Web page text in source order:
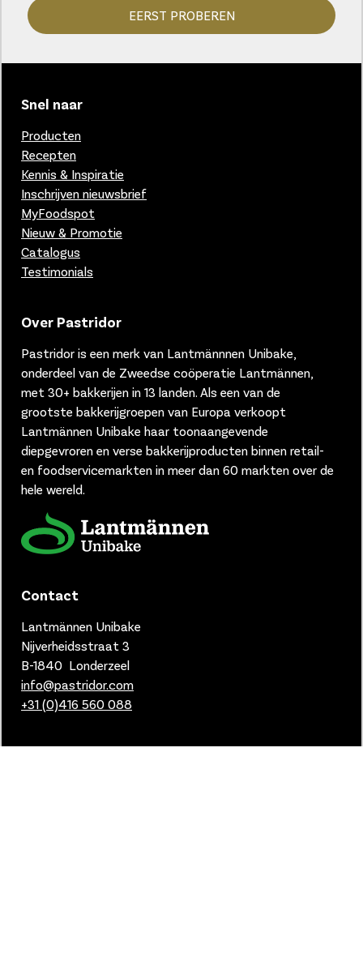
EERST PROBEREN
Snel naar
Producten
Recepten
Kennis & Inspiratie
Inschrijven nieuwsbrief
MyFoodspot
Nieuw & Promotie
Catalogus
Testimonials
Over Pastridor
Pastridor is een merk van Lantmännnen Unibake,
onderdeel van de Zweedse coöperatie Lantmännen,
met 30+ bakkerijen in 13 landen. Als een van de
grootste bakkerijgroepen van Europa verkoopt
Lantmännen Unibake haar toonaangevende
diepgevroren en verse bakkerijproducten binnen retail-
en foodservicemarkten in meer dan 60 markten over de
hele wereld.
Contact
Lantmännen Unibake
Nijverheidsstraat 3
B-1840 Londerzeel
info@pastridor.com
+31 (0)416 560 088